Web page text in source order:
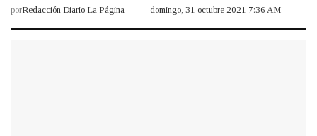
porRedacción Diario La Página domingo, 31 octubre 2021 7:36 AM